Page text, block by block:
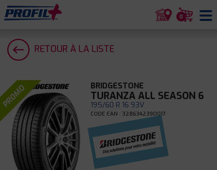
0
RETOUR À LA LISTE
PROMO BRIDGESTONE
TURANZA ALL SEASON 6
195/60 R 16 93V
CODE EAN : 3286342390017